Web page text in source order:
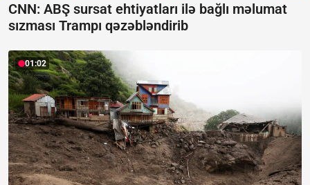
CNN: ABŞ sursat ehtiyatları ilə bağlı məlumat
sızması Trampı qəzəbləndirib
01:02